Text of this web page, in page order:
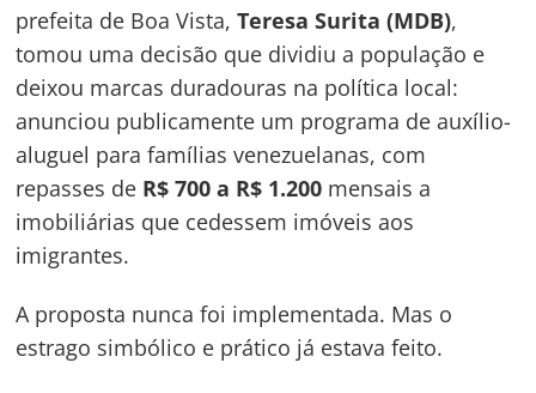
prefeita de Boa Vista,Teresa Surita (MDB),
tomou uma decisão que dividiu a população e
deixou marcas duradouras na política local:
anunciou publicamente um programa de auxílio-
aluguel para famílias venezuelanas, com
repasses de R$ 700 a R$ 1.200 mensais a
imobiliárias que cedessem imóveis aos
imigrantes.
A proposta nunca foi implementada. Mas o
estrago simbólico e prático já estava feito.